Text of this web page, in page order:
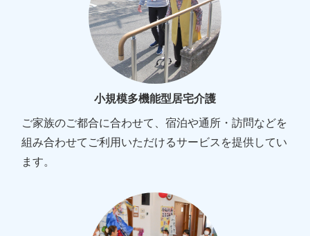
小規模多機能型居宅介護
ご家族のご都合に合わせて、宿泊や通所・訪問などを
組み合わせてご利用いただけるサービスを提供してい
ます。